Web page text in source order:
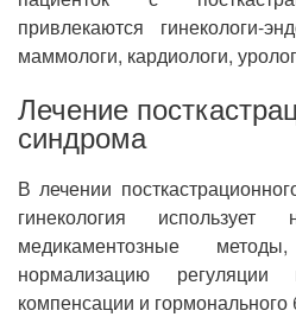
привлекаются гинекологи-
маммологи, кардиологи,
Лечение
синдрома
В лечении
гинекология использует
медикаментозные
нормализацию регуляции
компенсации и гормонального